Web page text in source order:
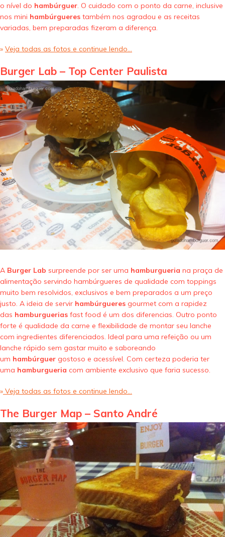
o nível do hambúrguer. O cuidado com o ponto da carne, inclusive
nos mini hambúrgueres também nos agradou e as receitas
variadas, bem preparadas fizeram a diferença.
» Veja todas as fotos e continue lendo…
Burger Lab – Top Center Paulista
A Burger Lab surpreende por ser uma hamburgueria na praça de
alimentação servindo hambúrgueres de qualidade com toppings
muito bem resolvidos, exclusivos e bem preparados a um preço
justo. A ideia de servir hambúrgueres gourmet com a rapidez
das hamburguerias fast food é um dos diferencias. Outro ponto
forte é qualidade da carne e flexibilidade de montar seu lanche
com ingredientes diferenciados. Ideal para uma refeição ou um
lanche rápido sem gastar muito e saboreando
um hambúrguer gostoso e acessível. Com certeza poderia ter
uma hamburgueria com ambiente exclusivo que faria sucesso.
» Veja todas as fotos e continue lendo…
The Burger Map – Santo André